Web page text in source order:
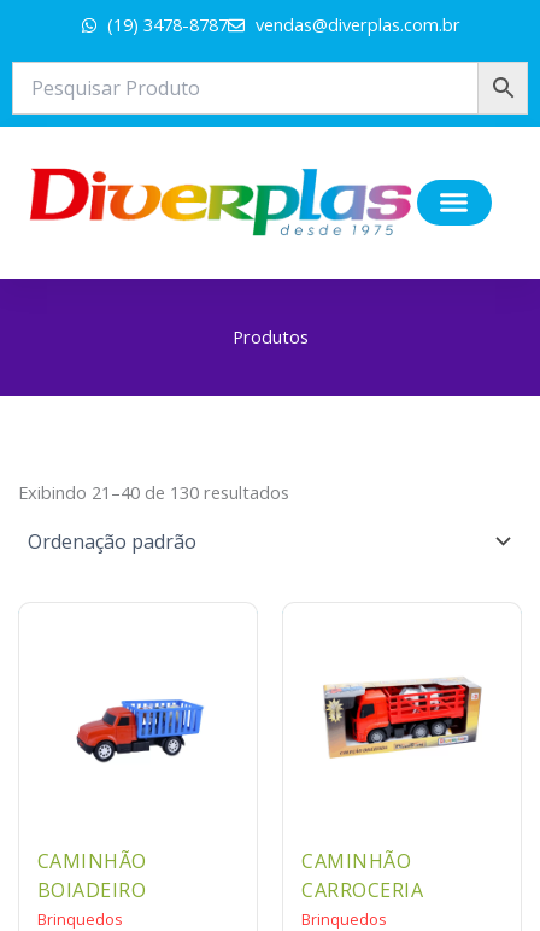
conteúdo
(19) 3478-8787 vendas@diverplas.com.br
Produtos
Exibindo 21–40 de 130 resultados
CAMINHÃO
BOIADEIRO
Brinquedos
CAMINHÃO
CARROCERIA
Brinquedos